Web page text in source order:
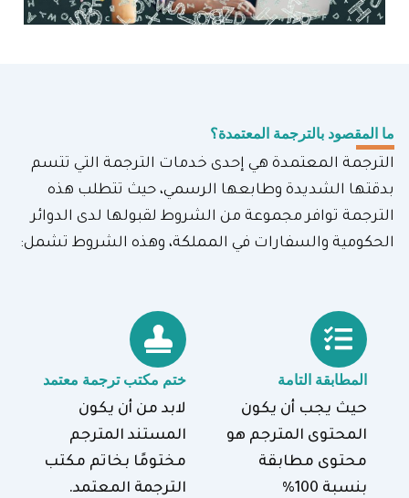
ما المقصود بالترجمة المعتمدة؟
الترجمة المعتمدة هي إحدى خدمات الترجمة التي تتسم
بدقتها الشديدة وطابعها الرسمي، حيث تتطلب هذه
الترجمة توافر مجموعة من الشروط لقبولها لدى الدوائر
الحكومية والسفارات في المملكة، وهذه الشروط تشمل:
المطابقة التامة
حيث يجب أن يكون
المحتوى المترجم هو
محتوى مطابقة
بنسبة 100%
ختم مكتب ترجمة معتمد
لابد من أن يكون
المستند المترجم
مختومًا بخاتم مكتب
الترجمة المعتمد.